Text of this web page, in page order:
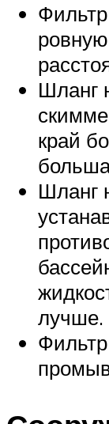
Шланг
край
Шланг
лучше.